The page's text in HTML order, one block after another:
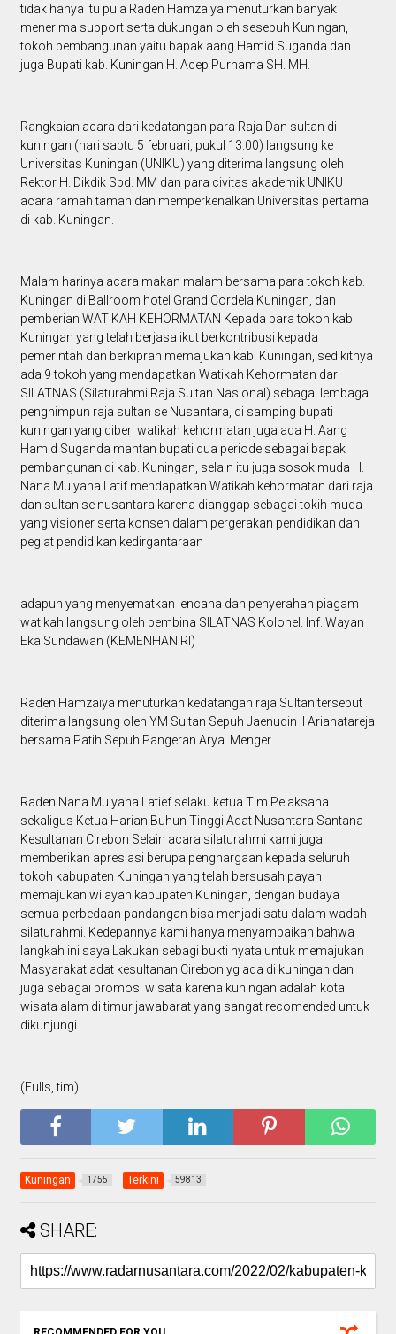
tidak hanya itu pula Raden Hamzaiya menuturkan banyak
menerima support serta dukungan oleh sesepuh Kuningan,
tokoh pembangunan yaitu bapak aang Hamid Suganda dan
juga Bupati kab. Kuningan H. Acep Purnama SH. MH.
Rangkaian acara dari kedatangan para Raja Dan sultan di
kuningan (hari sabtu 5 februari, pukul 13.00) langsung ke
Universitas Kuningan (UNIKU) yang diterima langsung oleh
Rektor H. Dikdik Spd. MM dan para civitas akademik UNIKU
acara ramah tamah dan memperkenalkan Universitas pertama
di kab. Kuningan.
Malam harinya acara makan malam bersama para tokoh kab.
Kuningan di Ballroom hotel Grand Cordela Kuningan, dan
pemberian WATIKAH KEHORMATAN Kepada para tokoh kab.
Kuningan yang telah berjasa ikut berkontribusi kepada
pemerintah dan berkiprah memajukan kab. Kuningan, sedikitnya
ada 9 tokoh yang mendapatkan Watikah Kehormatan dari
SILATNAS (Silaturahmi Raja Sultan Nasional) sebagai lembaga
penghimpun raja sultan se Nusantara, di samping bupati
kuningan yang diberi watikah kehormatan juga ada H. Aang
Hamid Suganda mantan bupati dua periode sebagai bapak
pembangunan di kab. Kuningan, selain itu juga sosok muda H.
Nana Mulyana Latif mendapatkan Watikah kehormatan dari raja
dan sultan se nusantara karena dianggap sebagai tokih muda
yang visioner serta konsen dalam pergerakan pendidikan dan
pegiat pendidikan kedirgantaraan
adapun yang menyematkan lencana dan penyerahan piagam
watikah langsung oleh pembina SILATNAS Kolonel. Inf. Wayan
Eka Sundawan (KEMENHAN RI)
Raden Hamzaiya menuturkan kedatangan raja Sultan tersebut
diterima langsung oleh YM Sultan Sepuh Jaenudin II Arianatareja
bersama Patih Sepuh Pangeran Arya. Menger.
Raden Nana Mulyana Latief selaku ketua Tim Pelaksana
sekaligus Ketua Harian Buhun Tinggi Adat Nusantara Santana
Kesultanan Cirebon Selain acara silaturahmi kami juga
memberikan apresiasi berupa penghargaan kepada seluruh
tokoh kabupaten Kuningan yang telah bersusah payah
memajukan wilayah kabupaten Kuningan, dengan budaya
semua perbedaan pandangan bisa menjadi satu dalam wadah
silaturahmi. Kedepannya kami hanya menyampaikan bahwa
langkah ini saya Lakukan sebagi bukti nyata untuk memajukan
Masyarakat adat kesultanan Cirebon yg ada di kuningan dan
juga sebagai promosi wisata karena kuningan adalah kota
wisata alam di timur jawabarat yang sangat recomended untuk
dikunjungi.
(Fulls, tim)
Kuningan 1755 Terkini 59813
SHARE: